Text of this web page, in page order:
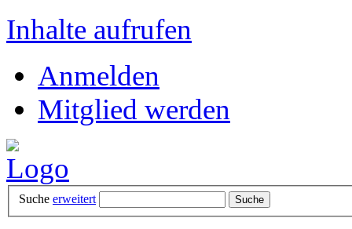
Inhalte aufrufen
Anmelden
Mitglied werden
Suche erweitert